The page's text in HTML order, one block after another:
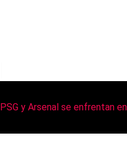
PSG y Arsenal se enfrentan